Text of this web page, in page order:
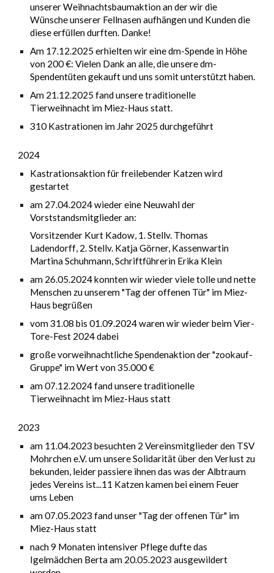
unserer Weihnachtsbaumaktion an der wir die
Wünsche unserer Fellnasen aufhängen und Kunden die
diese erfüllen durften. Danke!
Am 17.12.2025 erhielten wir eine dm-Spende in Höhe
von 200 €: Vielen Dank an alle, die unsere dm-
Spendentüten gekauft und uns somit unterstützt haben.
Am 21.12.2025 fand unsere traditionelle
Tierweihnacht im Miez-Haus statt.
310 Kastrationen im Jahr 2025 durchgeführt
2024
Kastrationsaktion für freilebender Katzen wird
gestartet
am 27.04.2024wieder eine Neuwahl der
Vorststandsmitglieder an:
Vorsitzender Kurt Kadow, 1. Stellv. Thomas
Ladendorff, 2. Stellv. Katja Görner, Kassenwartin
Martina Schuhmann, Schriftführerin Erika Klein
am 26.05.2024 konnten wir wieder viele tolle und nette
Menschen zu unserem "Tag der offenen Tür" im Miez-
Haus begrüßen
vom 31.08 bis 01.09.2024 waren wir wieder beim Vier-
Tore-Fest 2024dabei
große vorweihnachtliche Spendenaktion der "zookauf-
Gruppe" im Wert von 35.000 €
am07.12.2024fand unsere traditionelle
Tierweihnacht im Miez-Haus statt
2023
am 11.04.2023 besuchten 2 Vereinsmitglieder den TSV
Mohrchen e.V. um unsere Solidarität über den Verlust zu
bekunden, leider passiere ihnen das was der Albtraum
jedes Vereins ist...11 Katzen kamen bei einem Feuer
ums Leben
am 07.05.2023 fand unser "Tag der offenen Tür" im
Miez-Haus statt
nach 9 Monaten intensiver Pflege dufte das
Igelmädchen Berta am 20.05.2023 ausgewildert